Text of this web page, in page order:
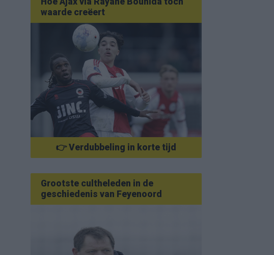
waarde creëert
👉 Verdubbeling in korte tijd
Grootste cultheleden in de
geschiedenis van Feyenoord